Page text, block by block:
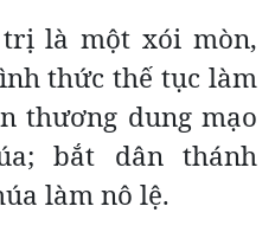
là một xói mòn,
thức thế tục làm
thương dung mạo
bắt dân thánh
làm nô lệ.